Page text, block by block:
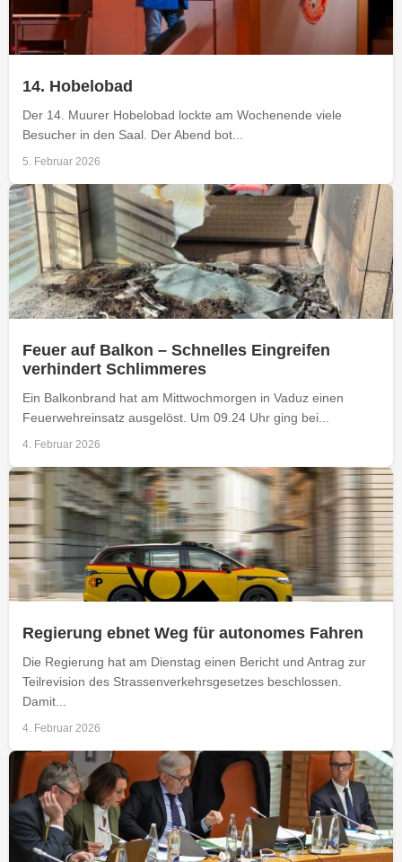
14. Hobelobad
Der 14. Muurer Hobelobad lockte am Wochenende viele
Besucher in den Saal. Der Abend bot...
5. Februar 2026
Feuer auf Balkon – Schnelles Eingreifen
verhindert Schlimmeres
Ein Balkonbrand hat am Mittwochmorgen in Vaduz einen
Feuerwehreinsatz ausgelöst. Um 09.24 Uhr ging bei...
4. Februar 2026
Regierung ebnet Weg für autonomes Fahren
Die Regierung hat am Dienstag einen Bericht und Antrag zur
Teilrevision des Strassenverkehrsgesetzes beschlossen.
Damit...
4. Februar 2026